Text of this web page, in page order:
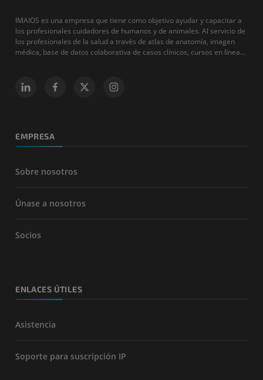
IMAIOS es una empresa que tiene como objetivo ayudar y capacitar a
los profesionales cuidadores de humanos y de animales. Al servicio de
los profesionales de la salud a través de atlas de anatomía, imagen
médica, base de datos colaborativa de casos clínicos, cursos en línea...
EMPRESA
Sobre nosotros
Únase a nosotros
Socios
ENLACES ÚTILES
Asistencia
Soporte para suscripción IP